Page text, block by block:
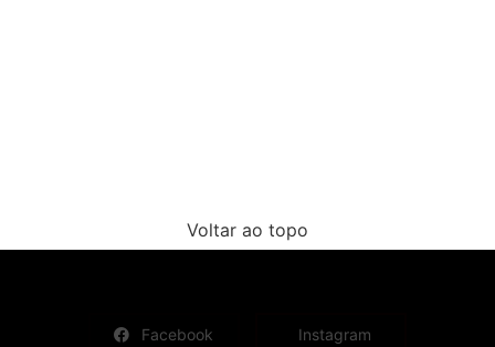
Voltar ao topo
Facebook Instagram